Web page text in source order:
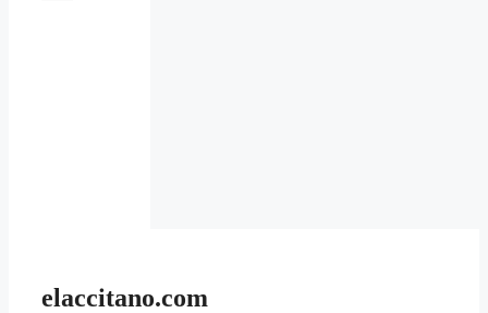
elaccitano.com